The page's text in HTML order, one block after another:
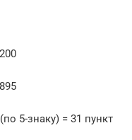
знаку) = 31 пункт